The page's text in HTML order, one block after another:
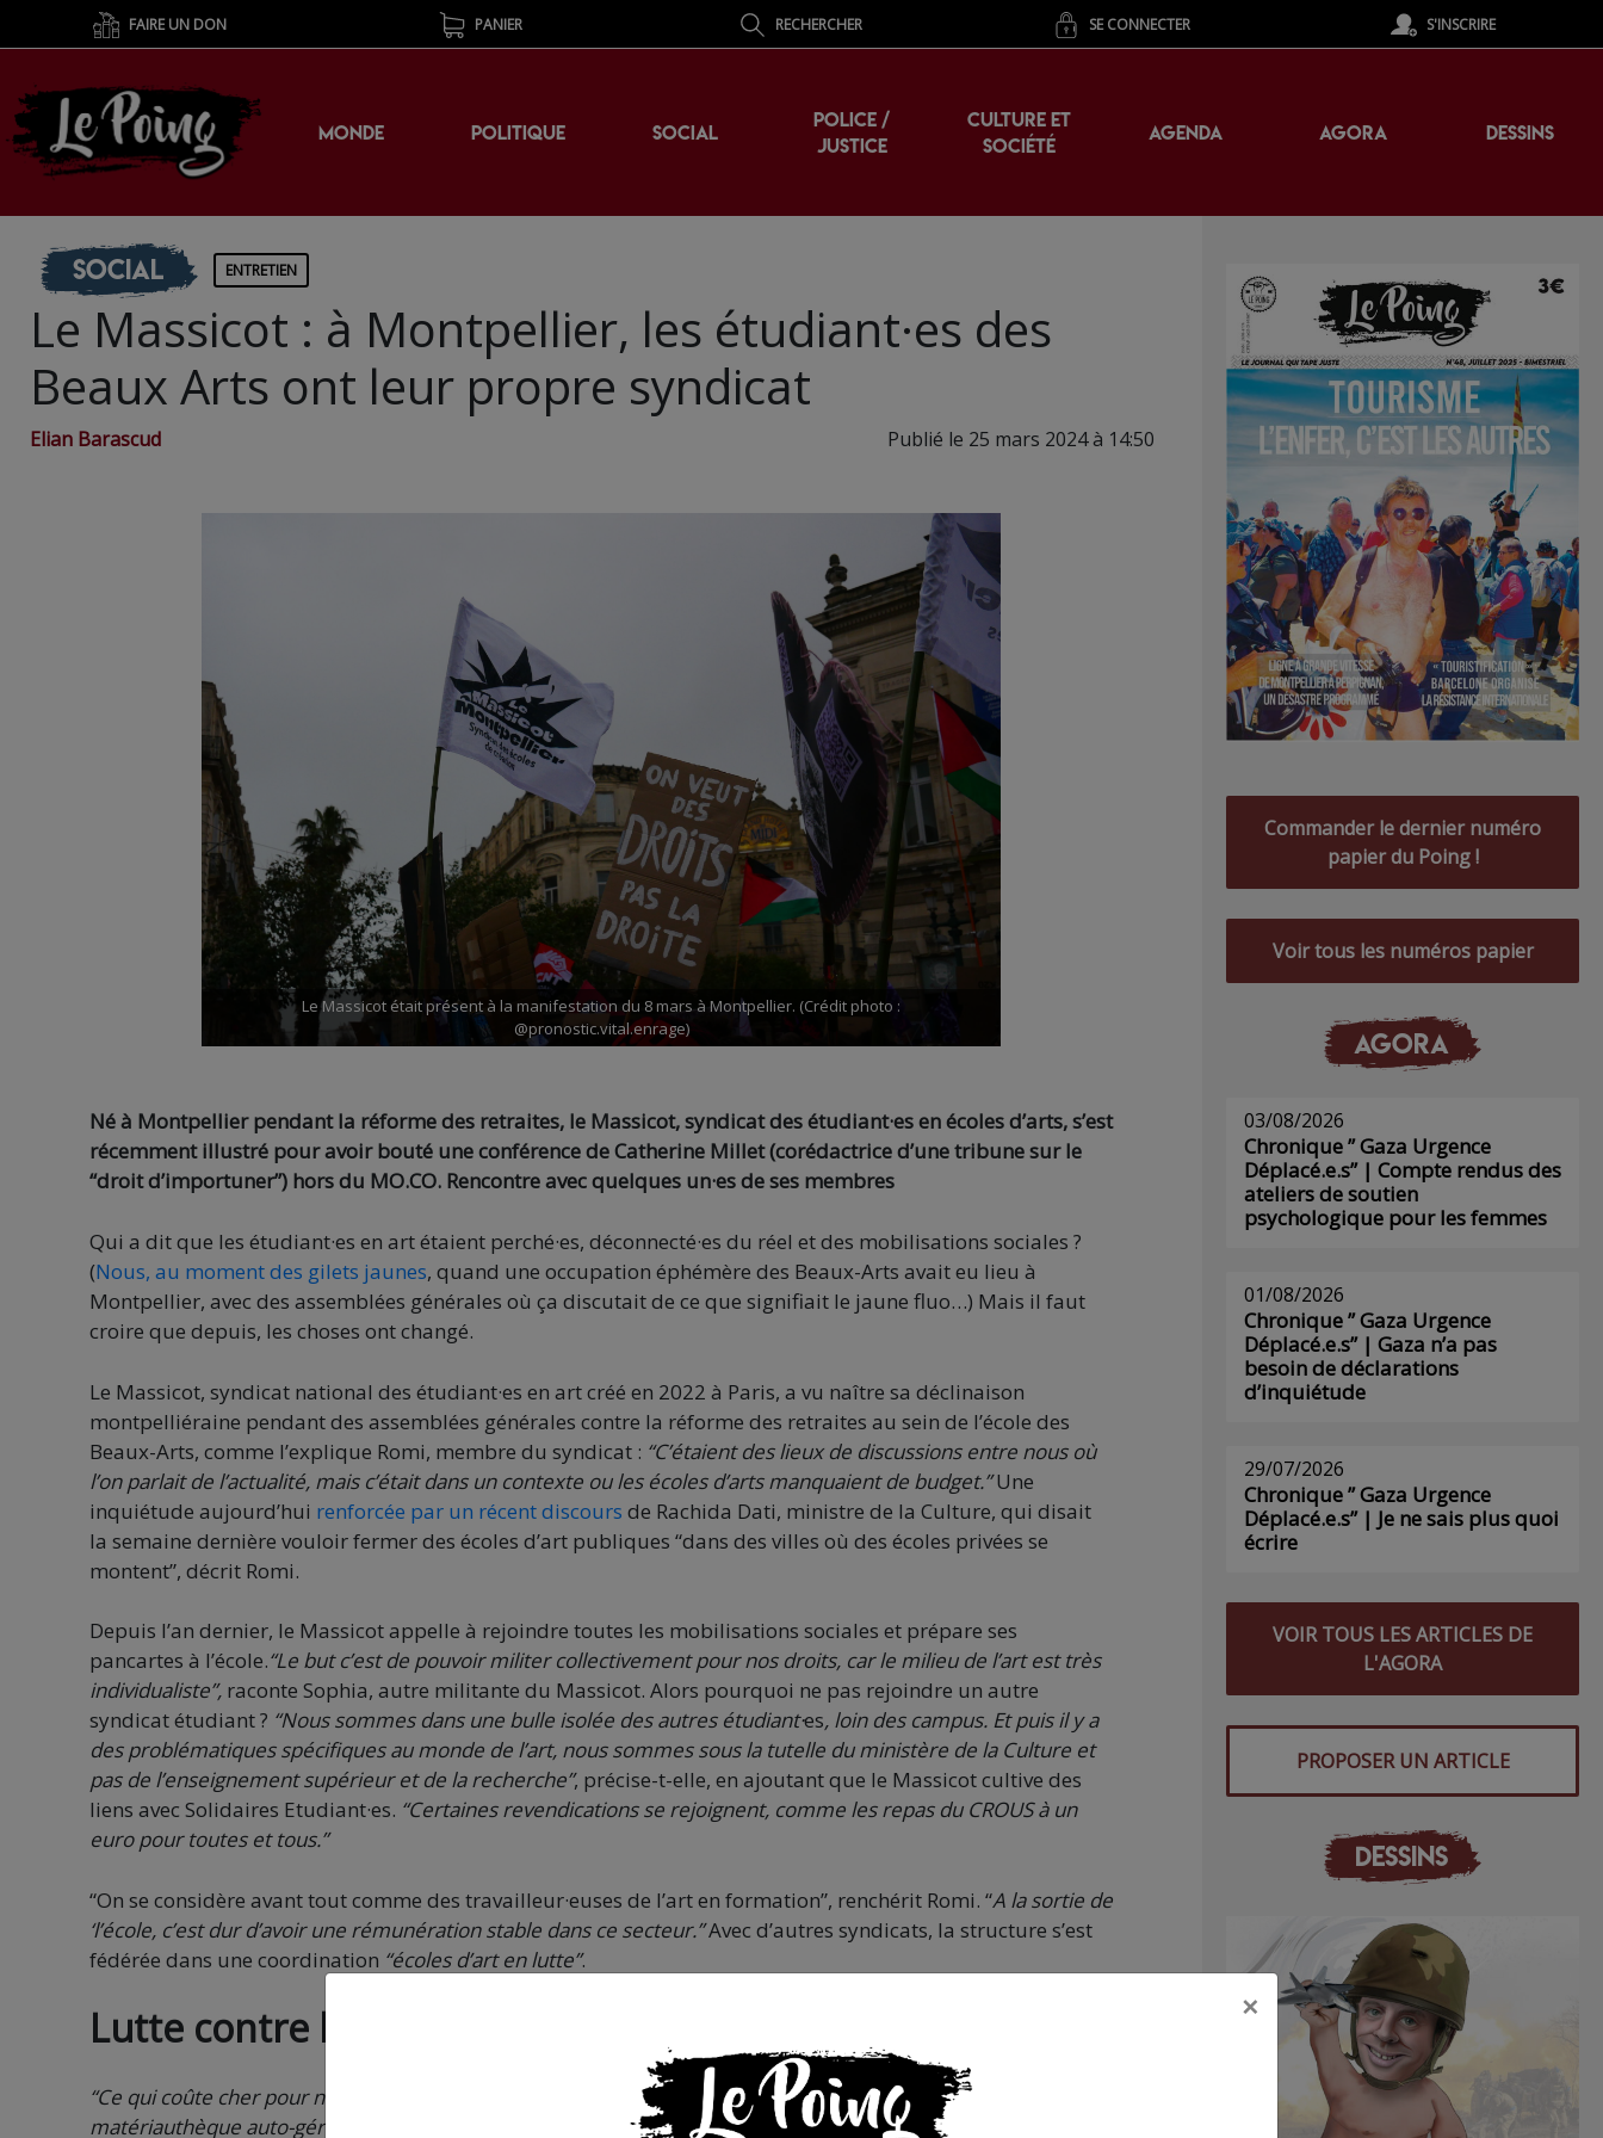
FAIRE UN DON PANIER RECHERCHER SE CONNECTER S'INSCRIRE
MONDE POLITIQUE SOCIAL
POLICE /
JUSTICE
CULTURE ET
SOCIÉTÉ
AGENDA AGORA DESSINS
Social ENTRETIEN
Le Massicot : à Montpellier, les étudiant·es des
Beaux Arts ont leur propre syndicat
Elian Barascud Publié le 25 mars 2024 à 14:50
Le Massicot était présent à la manifestation du 8 mars à Montpellier. (Crédit photo :
@pronostic.vital.enrage)
Né à Montpellier pendant la réforme des retraites, le Massicot, syndicat des étudiant·es en écoles d’arts, s’est
récemment illustré pour avoir bouté une conférence de Catherine Millet (corédactrice d’une tribune sur le
“droit d’importuner”) hors du MO.CO. Rencontre avec quelques un·es de ses membres
Qui a dit que les étudiant·es en art étaient perché·es, déconnecté·es du réel et des mobilisations sociales ?
(Nous, au moment des gilets jaunes, quand une occupation éphémère des Beaux-Arts avait eu lieu à
Montpellier, avec des assemblées générales où ça discutait de ce que signifiait le jaune fluo…) Mais il faut
croire que depuis, les choses ont changé.
Le Massicot, syndicat national des étudiant·es en art créé en 2022 à Paris, a vu naître sa déclinaison
montpelliéraine pendant des assemblées générales contre la réforme des retraites au sein de l’école des
Beaux-Arts, comme l’explique Romi, membre du syndicat : “C’étaient des lieux de discussions entre nous où
l’on parlait de l’actualité, mais c’était dans un contexte ou les écoles d’arts manquaient de budget.”Une
inquiétude aujourd’hui renforcée par un récent discours de Rachida Dati, ministre de la Culture, qui disait
la semaine dernière vouloir fermer des écoles d’art publiques “dans des villes où des écoles privées se
montent”, décrit Romi.
Depuis l’an dernier, le Massicot appelle à rejoindre toutes les mobilisations sociales et prépare ses
pancartes à l’école.“Le but c’est de pouvoir militer collectivement pour nos droits, car le milieu de l’art est très
individualiste”, raconte Sophia, autre militante du Massicot. Alors pourquoi ne pas rejoindre un autre
syndicat étudiant ? “Nous sommes dans une bulle isolée des autres étudiant·es, loin des campus. Et puis il y a
des problématiques spécifiques au monde de l’art, nous sommes sous la tutelle du ministère de la Culture et
pas de l’enseignement supérieur et de la recherche”, précise-t-elle, en ajoutant que le Massicot cultive des
liens avec Solidaires Etudiant·es. “Certaines revendications se rejoignent, comme les repas du CROUS à un
euro pour toutes et tous.”
“On se considère avant tout comme des travailleur·euses de l’art en formation”, renchérit Romi. “A la sortie de
‘l’école, c’est dur d’avoir une rémunération stable dans ce secteur.”Avec d’autres syndicats, la structure s’est
fédérée dans une coordination “écoles d’art en lutte”.
Lutte contre la précarité
“Ce qui coûte cher pour nous, c’est les matériaux pour créer”, détaille Romi. “Donc on a crée une
matériauthèque auto-gérée où l’on peut échanger des matériaux via un système de points pour favoriser la
Commander le dernier numéro
papier du Poing !
Voir tous les numéros papier
AGORA
03/08/2026
Chronique ” Gaza Urgence
Déplacé.e.s” | Compte rendus des
ateliers de soutien
psychologique pour les femmes
01/08/2026
Chronique ” Gaza Urgence
Déplacé.e.s” | Gaza n’a pas
besoin de déclarations
d’inquiétude
29/07/2026
Chronique ” Gaza Urgence
Déplacé.e.s” | Je ne sais plus quoi
écrire
VOIR TOUS LES ARTICLES DE
L'AGORA
PROPOSER UN ARTICLE
DESSINS
×